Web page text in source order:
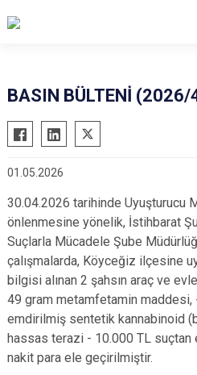
BASIN BÜLTENİ (2026/
01.05.2026
30.04.2026 tarihinde Uyuşturucu
önlenmesine yönelik, İstihbarat
Suçlarla Mücadele Şube
çalışmalarda, Köyceğiz ilçesine
bilgisi alınan 2 şahsın araç ve
49 gram metamfetamin maddesi,
emdirilmiş sentetik kannabinoid
hassas terazi - 10.000 TL
nakit para ele geçirilmiştir.